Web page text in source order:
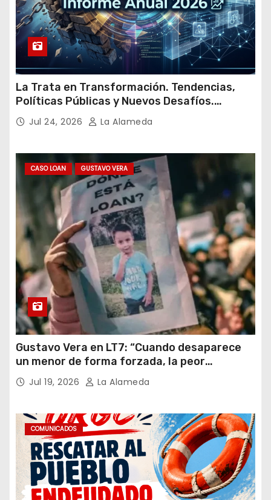
La Trata en Transformación. Tendencias,
Políticas Públicas y Nuevos Desafíos.
Argentina y el Mundo – Julio 2026
Jul 24, 2026 La Alameda
CASO LOAN GUSTAVO VERA
Gustavo Vera en LT7: “Cuando desaparece
un menor de forma forzada, la peor
hipótesis es trata, y así debe seguir
caratulado el caso Loan”
Jul 19, 2026 La Alameda
COMUNICADOS